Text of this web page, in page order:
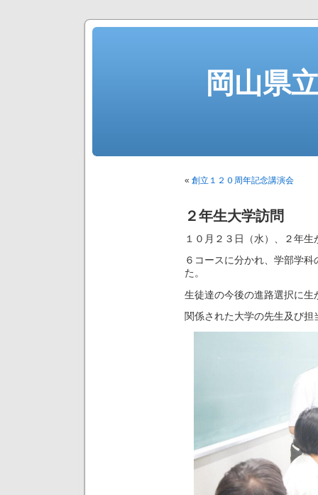
岡山県
« 創立１２０周年記念講演会
２年生大学訪問
１０月２３日（水）、２年
６コースに分かれ、学部学
た。
生徒達の今後の進路選択に
関係された大学の先生及び